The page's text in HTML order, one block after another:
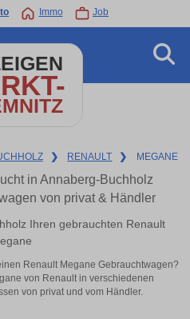
Immo Job
❯ RENAULT ❯ MEGANE
in Annaberg-Buchholz
von privat & Händler
Ihren gebrauchten Renault
Renault Megane Gebrauchtwagen?
von Renault in verschiedenen
von privat und vom Händler.